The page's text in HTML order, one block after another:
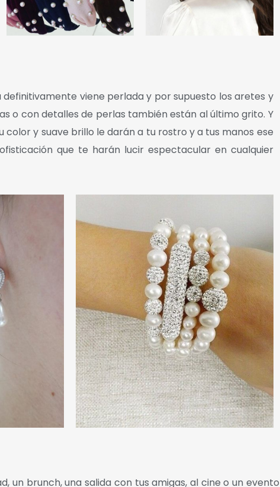
viene perlada y por supuesto los aretes y
o con detalles de perlas también están al último grito. Y
color y suave brillo le darán a tu rostro y a tus manos ese
que te harán lucir espectacular en cualquier
un brunch, una salida con tus amigas, al cine o un evento